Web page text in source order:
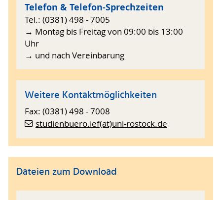
Telefon & Telefon-Sprechzeiten
Tel.: (0381) 498 - 7005
→ Montag bis Freitag von 09:00 bis 13:00
Uhr
→ und nach Vereinbarung
Weitere Kontaktmöglichkeiten
Fax: (0381) 498 - 7008
studienbuero.ief(at)uni-rostock.de
Dateien zum Download